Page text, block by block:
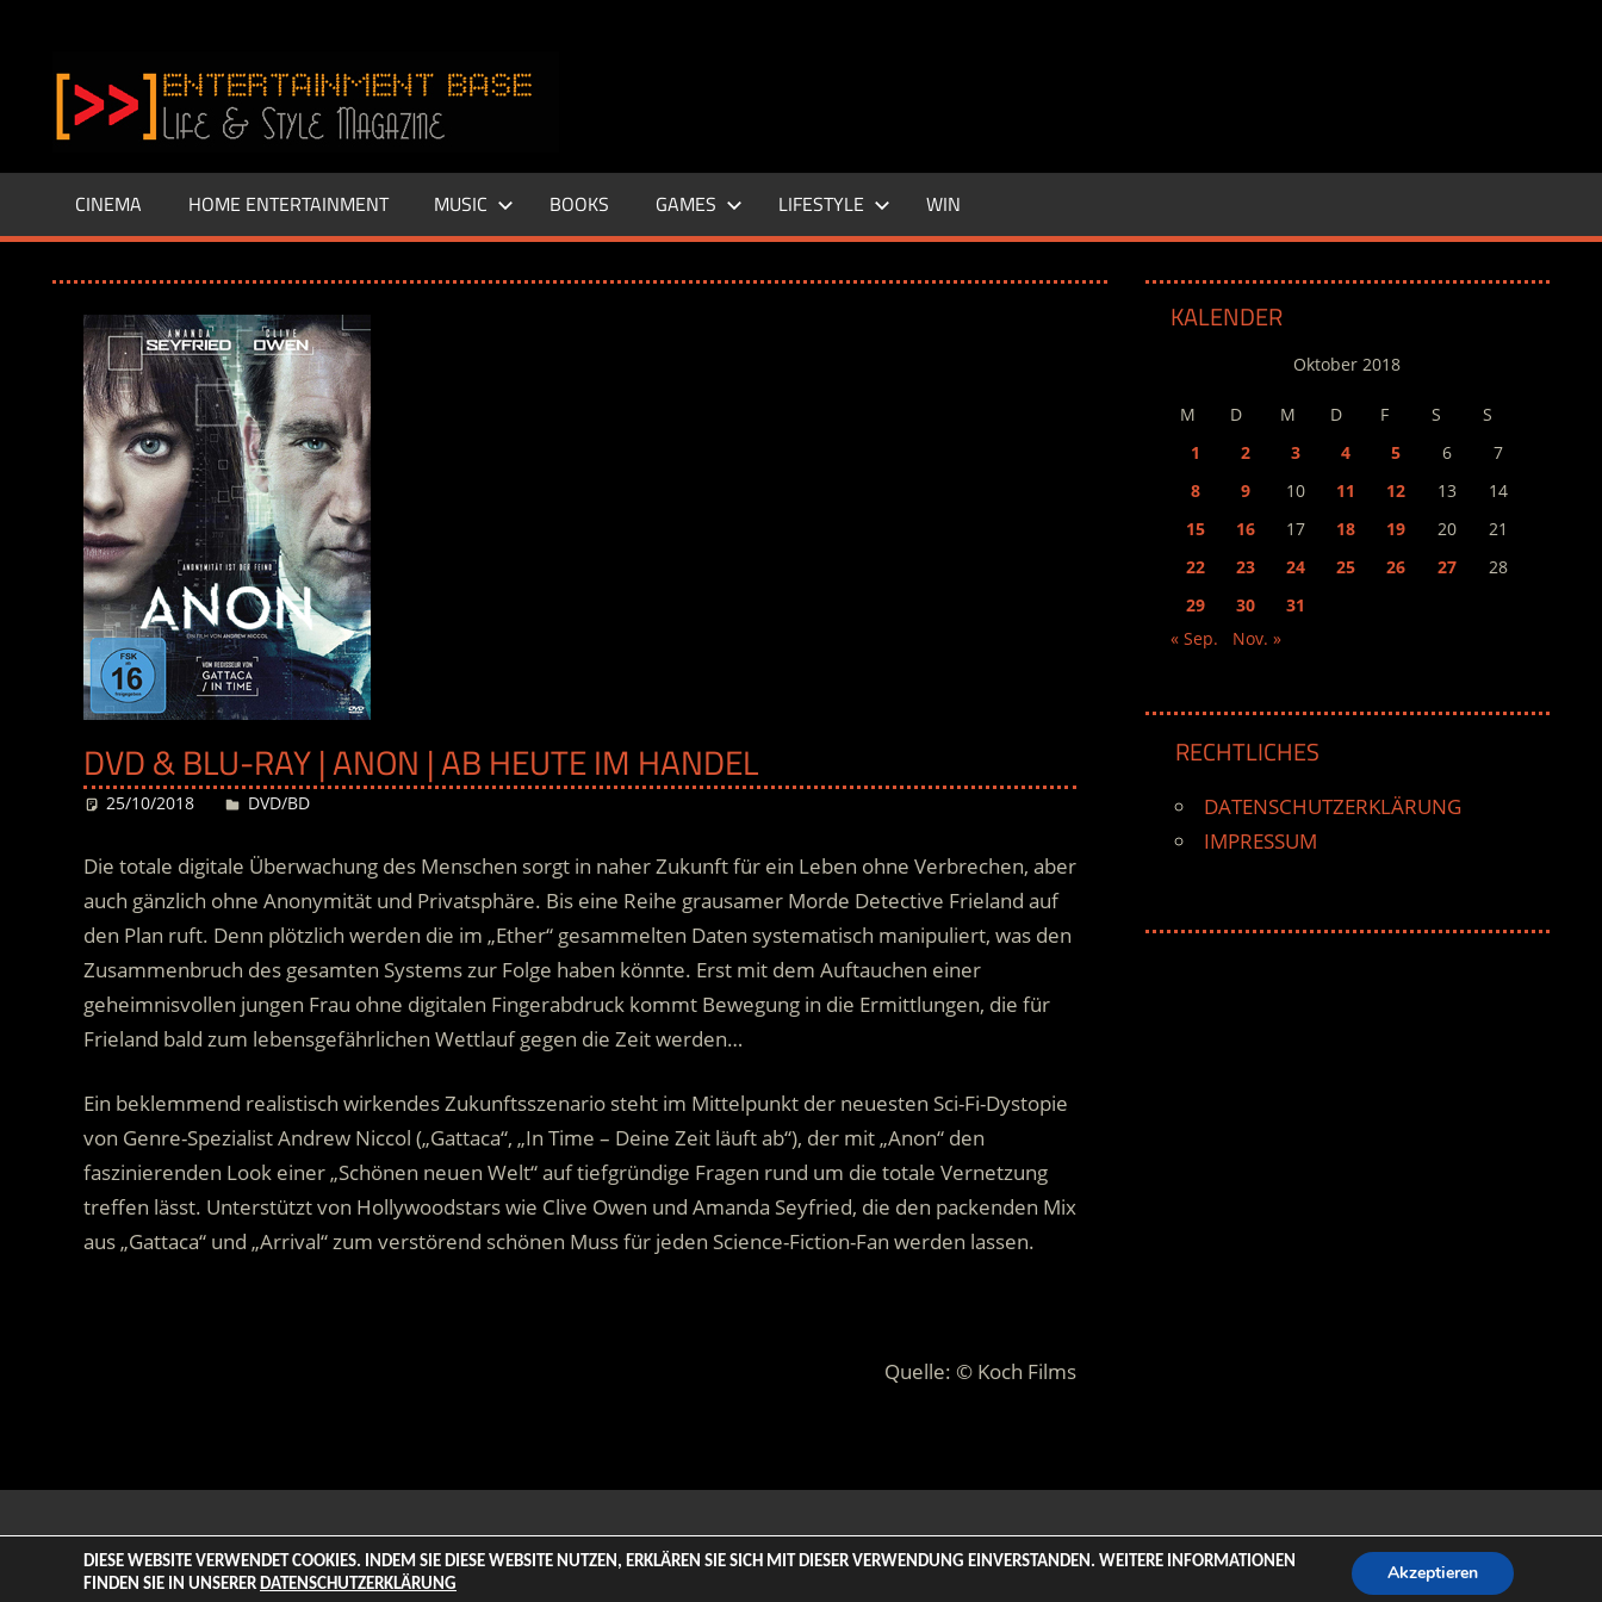
springen
–
LIFE
Base.de
CINEMA HOME ENTERTAINMENT MUSIC BOOKS GAMES LIFESTYLE WIN
DVD & BLU-RAY | ANON | AB HEUTE IM HANDEL
25/10/2018 Desiree
DVD/BD
Die totale digitale Überwachung des Menschen sorgt in naher Zukunft für ein Leben ohne Verbrechen, aber
auch gänzlich ohne Anonymität und Privatsphäre. Bis eine Reihe grausamer Morde Detective Frieland auf
den Plan ruft. Denn plötzlich werden die im „Ether“ gesammelten Daten systematisch manipuliert, was den
Zusammenbruch des gesamten Systems zur Folge haben könnte. Erst mit dem Auftauchen einer
geheimnisvollen jungen Frau ohne digitalen Fingerabdruck kommt Bewegung in die Ermittlungen, die für
Frieland bald zum lebensgefährlichen Wettlauf gegen die Zeit werden…
Ein beklemmend realistisch wirkendes Zukunftsszenario steht im Mittelpunkt der neuesten Sci-Fi-Dystopie
von Genre-Spezialist Andrew Niccol („Gattaca“, „In Time – Deine Zeit läuft ab“), der mit „Anon“ den
faszinierenden Look einer „Schönen neuen Welt“ auf tiefgründige Fragen rund um die totale Vernetzung
treffen lässt. Unterstützt von Hollywoodstars wie Clive Owen und Amanda Seyfried, die den packenden Mix
aus „Gattaca“ und „Arrival“ zum verstörend schönen Muss für jeden Science-Fiction-Fan werden lassen.
Quelle: © Koch Films
KALENDER
Oktober 2018
M D M D F S
S
1
2 3 4 5 6
7
8
9 10 11 12 13
14
15
16 17 18 19 20
21
22
23 24 25 26 27
28
29
30
31
« Sep.
Nov. »
RECHTLICHES
DATENSCHUTZERKLÄRUNG
IMPRESSUM
© 2026 ENTERTAINMENT BASE – Life & Style Magazine. All Rights Reserved. | Based on WordPress-Theme: Tortuga von ThemeZee.
DIESE WEBSITE VERWENDET COOKIES. INDEM SIE DIESE WEBSITE NUTZEN, ERKLÄREN SIE SICH MIT DIESER VERWENDUNG EINVERSTANDEN. WEITERE INFORMATIONEN
FINDEN SIE IN UNSERER DATENSCHUTZERKLÄRUNG
Akzeptieren